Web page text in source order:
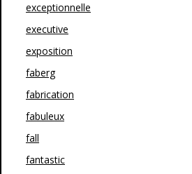
exceptionnelle
executive
exposition
faberg
fabrication
fabuleux
fall
fantastic